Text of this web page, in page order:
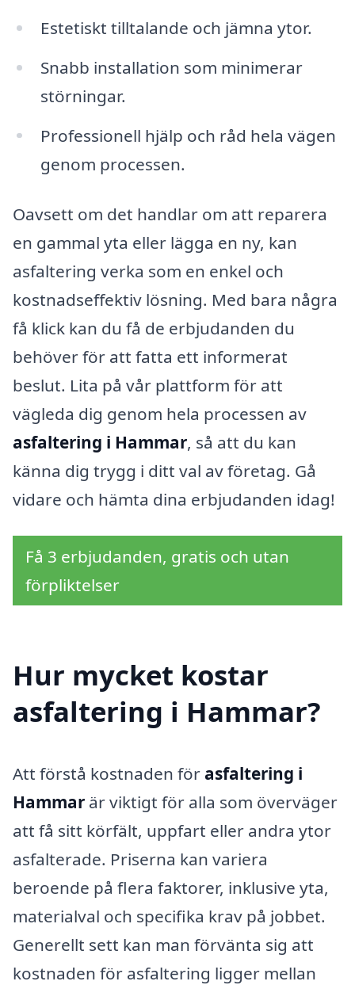
Estetiskt tilltalande och jämna ytor.
Snabb installation som minimerar
störningar.
Professionell hjälp och råd hela vägen
genom processen.
Oavsett om det handlar om att reparera
en gammal yta eller lägga en ny, kan
asfaltering verka som en enkel och
kostnadseffektiv lösning. Med bara några
få klick kan du få de erbjudanden du
behöver för att fatta ett informerat
beslut. Lita på vår plattform för att
vägleda dig genom hela processen av
asfaltering i Hammar, så att du kan
känna dig trygg i ditt val av företag. Gå
vidare och hämta dina erbjudanden idag!
Få 3 erbjudanden, gratis och utan
förpliktelser
Hur mycket kostar
asfaltering i Hammar?
Att förstå kostnaden för asfaltering i
Hammar är viktigt för alla som överväger
att få sitt körfält, uppfart eller andra ytor
asfalterade. Priserna kan variera
beroende på flera faktorer, inklusive yta,
materialval och specifika krav på jobbet.
Generellt sett kan man förvänta sig att
kostnaden för asfaltering ligger mellan